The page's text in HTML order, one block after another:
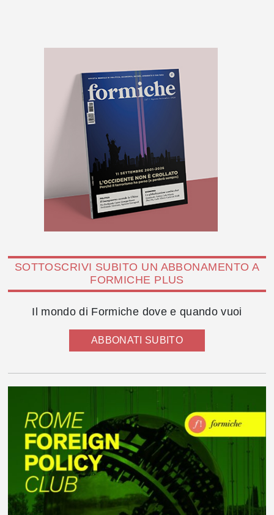
SOTTOSCRIVI SUBITO UN ABBONAMENTO A
FORMICHE PLUS
Il mondo di Formiche dove e quando vuoi
ABBONATI SUBITO